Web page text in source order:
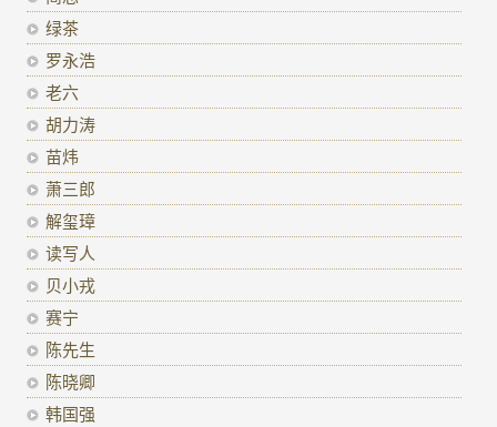
绿茶
罗永浩
老六
胡力涛
苗炜
萧三郎
解玺璋
读写人
贝小戎
赛宁
陈先生
陈晓卿
韩国强